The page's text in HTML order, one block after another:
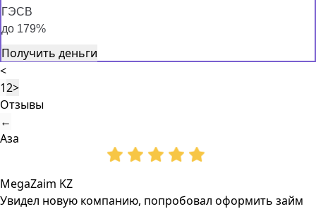
ГЭСВ
до 179%
Получить деньги
<
12>
Отзывы
←
Аза
MegaZaim KZ
Увидел новую компанию, попробовал оформить займ